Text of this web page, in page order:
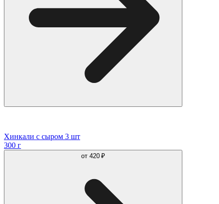
Хинкали с сыром 3 шт
300 г
от 420 ₽